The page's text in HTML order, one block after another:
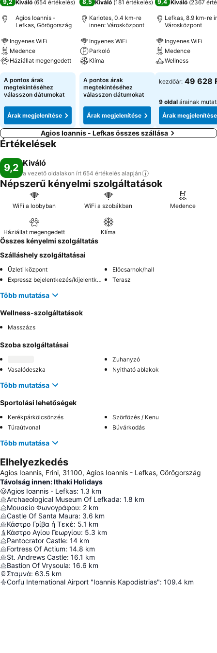
9,2 Kiváló (654 értékelés)
Agios Ioannis -
Lefkas, Görögország
Ingyenes WiFi
Medence
Háziállat megengedett
A pontos árak
megtekintéséhez
válasszon dátumokat
Árak megjelenítése
8,5 Kiváló (181 értékelés)
Kariotes, 0.4 km-re
innen: Városközpont
Ingyenes WiFi
Parkoló
Klíma
A pontos árak
megtekintéséhez
válasszon dátumokat
Árak megjelenítése
9,4 Kiváló (2367
Lefkas, 8.9 km-re
Városközpont
Ingyenes WiFi
Medence
Wellness
kezdőár: 49 628
9 oldal árainak
Árak megjelenítése
Agios Ioannis - Lefkas összes szállása
Értékelések
9,2 Kiváló
a vezető oldalakon írt 654 értékelés alapján
Népszerű kényelmi szolgáltatások
WiFi a lobbyban WiFi a szobákban Medence
Háziállat megengedett Klíma
Összes kényelmi szolgáltatás
Szálláshely szolgáltatásai
Üzleti központ
Előcsarnok/hall
Expressz bejelentkezés/kijelentkezés
Terasz
Több mutatása
Wellness-szolgáltatások
Masszázs
Szoba szolgáltatásai
Zuhanyzó
Vasalódeszka
Nyitható ablakok
Több mutatása
Sportolási lehetőségek
Kerékpárkölcsönzés
Szörfözés / Kenu
Túraútvonal
Búvárkodás
Több mutatása
Elhelyezkedés
Agios Ioannis, Frini, 31100, Agios Ioannis - Lefkas, Görögország
Távolság innen: Ithaki Holidays
Agios Ioannis - Lefkas: 1.3 km
Archaeological Museum Of Lefkada: 1.8 km
Μουσείο Φωνογράφου: 2 km
Castle Of Santa Maura: 3.6 km
Κάστρο Γρίβα ή Τεκέ: 5.1 km
Κάστρο Αγίου Γεωργίου: 5.3 km
Pantocrator Castle: 14 km
Fortress Of Actium: 14.8 km
St. Andrews Castle: 16.1 km
Bastion Of Vrysoula: 16.6 km
Σταμνά: 63.5 km
Corfu International Airport "Ioannis Kapodistrias": 109.4 km